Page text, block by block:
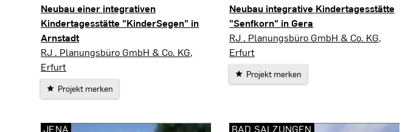
Neubau einer integrativen
Kindertagesstätte "KinderSegen" in
Arnstadt
Arnstadt
RJ . Planungsbüro GmbH & Co. KG,
Erfurt
Projekt merken
Neubau integrative Kindertagesstätte
"Senfkorn" in Gera
Gera
RJ . Planungsbüro GmbH & Co. KG,
Erfurt
Projekt merken
JENA BAD SALZUNGEN